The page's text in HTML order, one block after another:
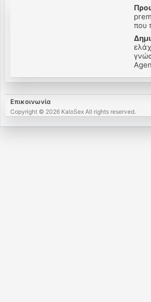
που
Επικοινωνία
Copyright © 2026 KaloSex All rights reserved.